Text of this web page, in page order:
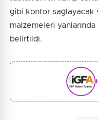
gibi konfor sağlayacak
malzemeleri
belirtildi.